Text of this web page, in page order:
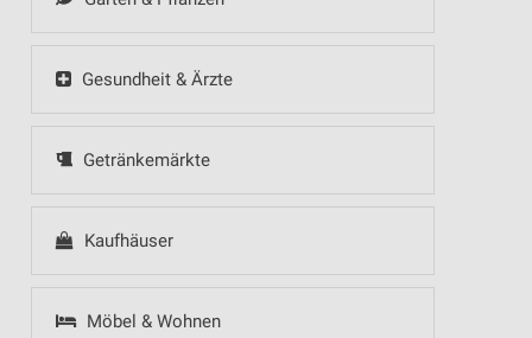
Gesundheit & Ärzte
Getränkemärkte
Kaufhäuser
Möbel & Wohnen